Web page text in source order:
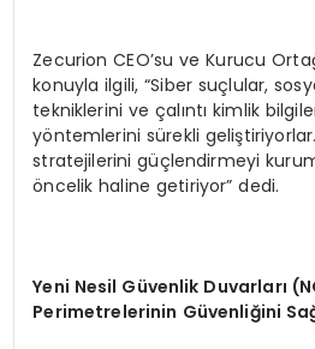
Zecurion CEO’su ve Kurucu
konuyla ilgili, “Siber suçlular,
tekniklerini ve çalıntı kimlik
yöntemlerini sürekli
stratejilerini güçlendirmeyi
öncelik haline getiriyor” dedi.
Yeni Nesil Güvenlik Duvarları
Perimetrelerinin Güvenliğini Sa